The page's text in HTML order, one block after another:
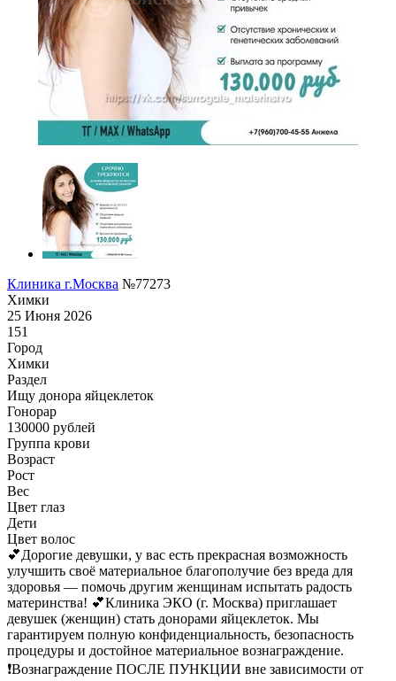
Клиника г.Москва №77273
Химки
25 Июня 2026
151
Город
Химки
Раздел
Ищу донора яйцеклеток
Гонoрар
130000 рублей
Группа крови
Возраст
Рост
Вес
Цвет глаз
Дети
Цвет волос
💕Дорогие девушки, у вас есть прекрасная возможность
улучшить своё материальное благополучие без вреда для
здоровья — помочь другим женщинам испытать радость
материнства! 💕Клиника ЭКО (г. Москва) приглашает
девушек (женщин) стать донорами яйцеклеток. Мы
гарантируем полную конфиденциальность, безопасность
процедуры и достойное материальное вознаграждение.
❗Вознаграждение ПОСЛЕ ПУНКЦИИ вне зависимости от